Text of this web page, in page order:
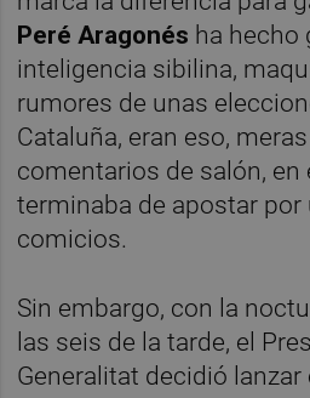
Peré Aragonés ha hecho
inteligencia sibilina,
rumores de unas
Cataluña, eran eso,
comentarios de salón, en
terminaba de apostar por
comicios.
Sin embargo, con la
las seis de la tarde, el
Generalitat decidió